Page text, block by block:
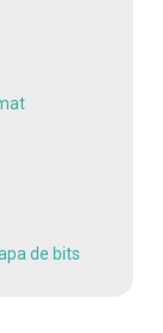
de bits